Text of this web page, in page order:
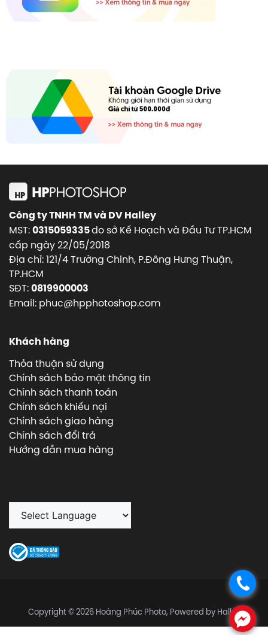
.
.
Công ty TNHH TM và DV Halley
MST:0315059335do sở Kế Hoạch và Đầu Tư TP.HCM
cấp ngày 22/05/2018
Địa chỉ: 121/4 Trường Chinh, P.Đông Hưng Thuận,
TP.HCM
SĐT:0819900003
Email: phuc@hpphotoshop.com
Khách hàng
Thỏa thuận sử dụng
Chính sách bảo mật thông tin
Chính sách thanh toán
Chính sách khiếu nại
Chính sách giao hàng
Chính sách đổi trả
Hướng dẫn mua hàng
Copyright © 2026 Hoàng Phúc Photo, Powered by Halley